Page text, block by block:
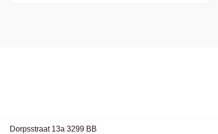
Dorpsstraat 13a 3299 BB